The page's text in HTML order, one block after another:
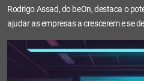
Rodrigo Assad, do beOn, destaca o
ajudar as empresas a crescerem e se